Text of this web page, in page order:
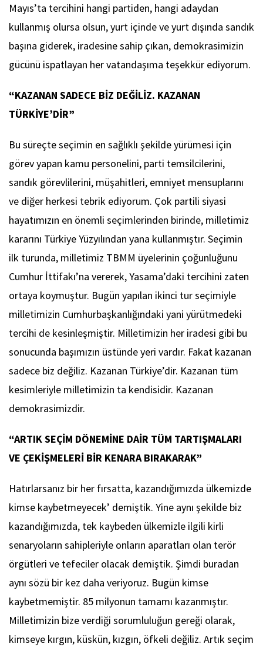
Mayıs’ta tercihini hangi partiden, hangi adaydan
kullanmış olursa olsun, yurt içinde ve yurt dışında sandık
başına giderek, iradesine sahip çıkan, demokrasimizin
gücünü ispatlayan her vatandaşıma teşekkür ediyorum.
“KAZANAN SADECE BİZ DEĞİLİZ. KAZANAN
TÜRKİYE’DİR”
Bu süreçte seçimin en sağlıklı şekilde yürümesi için
görev yapan kamu personelini, parti temsilcilerini,
sandık görevlilerini, müşahitleri, emniyet mensuplarını
ve diğer herkesi tebrik ediyorum. Çok partili siyasi
hayatımızın en önemli seçimlerinden birinde, milletimiz
kararını Türkiye Yüzyılından yana kullanmıştır. Seçimin
ilk turunda, milletimiz TBMM üyelerinin çoğunluğunu
Cumhur İttifakı’na vererek, Yasama’daki tercihini zaten
ortaya koymuştur. Bugün yapılan ikinci tur seçimiyle
milletimizin Cumhurbaşkanlığındaki yani yürütmedeki
tercihi de kesinleşmiştir. Milletimizin her iradesi gibi bu
sonucunda başımızın üstünde yeri vardır. Fakat kazanan
sadece biz değiliz. Kazanan Türkiye’dir. Kazanan tüm
kesimleriyle milletimizin ta kendisidir. Kazanan
demokrasimizdir.
“ARTIK SEÇİM DÖNEMİNE DAİR TÜM TARTIŞMALARI
VE ÇEKİŞMELERİ BİR KENARA BIRAKARAK”
Hatırlarsanız bir her fırsatta, kazandığımızda ülkemizde
kimse kaybetmeyecek’ demiştik. Yine aynı şekilde biz
kazandığımızda, tek kaybeden ülkemizle ilgili kirli
senaryoların sahipleriyle onların aparatları olan terör
örgütleri ve tefeciler olacak demiştik. Şimdi buradan
aynı sözü bir kez daha veriyoruz. Bugün kimse
kaybetmemiştir. 85 milyonun tamamı kazanmıştır.
Milletimizin bize verdiği sorumluluğun gereği olarak,
kimseye kırgın, küskün, kızgın, öfkeli değiliz. Artık seçim